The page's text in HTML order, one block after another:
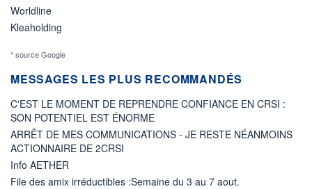
Worldline
Kleaholding
* source Google
MESSAGES LES PLUS RECOMMANDÉS
C'EST LE MOMENT DE REPRENDRE CONFIANCE EN CRSI :
SON POTENTIEL EST ÉNORME
ARRÊT DE MES COMMUNICATIONS - JE RESTE NÉANMOINS
ACTIONNAIRE DE 2CRSI
Info AETHER
File des amix irréductibles :Semaine du 3 au 7 aout.